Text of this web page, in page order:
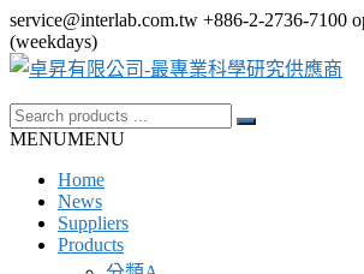
Skip
to
content
service@interlab.com.tw +886-2-2736-7100
(weekdays)
卓
昇
Search
for:
MENUMENU
Home
News
Suppliers
Products